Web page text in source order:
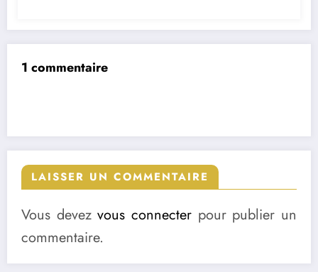
1 commentaire
LAISSER UN COMMENTAIRE
Vous devezvous connecter pour publier un
commentaire.